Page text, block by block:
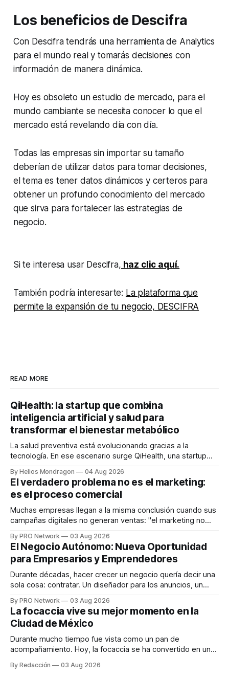
Los beneficios de Descifra
Con Descifra tendrás una herramienta de Analytics
para el mundo real y tomarás decisiones con
información de manera dinámica.
Hoy es obsoleto un estudio de mercado, para el
mundo cambiante se necesita conocer lo que el
mercado está revelando día con día.
Todas las empresas sin importar su tamaño
deberían de utilizar datos para tomar decisiones,
el tema es tener datos dinámicos y certeros para
obtener un profundo conocimiento del mercado
que sirva para fortalecer las estrategias de
negocio.
Si te interesa usar Descifra, haz clic aquí.
También podría interesarte: La plataforma que
permite la expansión de tu negocio, DESCIFRA
READ MORE
QiHealth: la startup que combina
inteligencia artificial y salud para
transformar el bienestar metabólico
La salud preventiva está evolucionando gracias a la
tecnología. En ese escenario surge QiHealth, una startup
dispositivos inteligentes, inteligencia artificial y monitoreo
en tiempo real para ayudar a las personas a tomar mejores
decisiones sobre su salud metabólica. Su propuesta busca
responder
By Helios Mondragon 04 Aug 2026
El verdadero problema no es el marketing:
es el proceso comercial
Muchas empresas llegan a la misma conclusión cuando sus
campañas digitales no generan ventas: "el marketing no
INTERIUS, el problema suele estar en otro lugar. Durante
una entrevista para el podcast SER PRO, el especialista en
marketing digital explicó que
By PRO Network 03 Aug 2026
El Negocio Autónomo: Nueva Oportunidad
para Empresarios y Emprendedores
Durante décadas, hacer crecer un negocio quería decir una
sola cosa: contratar. Un diseñador para los anuncios, un
para los textos, alguien que supiera de publicidad digital
para encontrar prospectos, un vendedor para atender
llamadas y mensajes, y —con suerte— una persona
By PRO Network 03 Aug 2026
La focaccia vive su mejor momento en la
Ciudad de México
Durante mucho tiempo fue vista como un pan de
acompañamiento. Hoy, la focaccia se ha convertido en uno
artesanal, ingredientes de calidad y experiencias que
By Redacción 03 Aug 2026